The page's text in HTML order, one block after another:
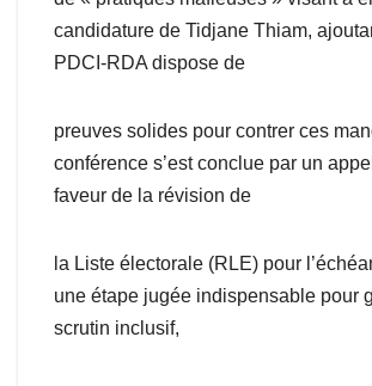
candidature de Tidjane Thiam,
PDCI-RDA dispose de
preuves solides pour contrer ces
conférence s’est conclue par un
faveur de la révision de
la Liste électorale (RLE) pour
une étape jugée indispensable pour
scrutin inclusif,